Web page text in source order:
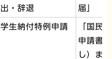
出・辞退
届」
学生納付特例申請
「国民
申請書
し）ま